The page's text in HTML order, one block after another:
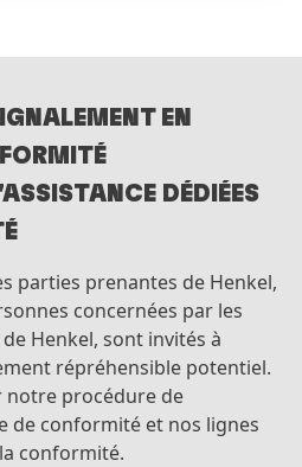
EN
DÉDIÉES
parties prenantes de Henkel,
concernées par les
Henkel, sont invités à
répréhensible potentiel.
notre procédure de
de conformité et nos lignes
conformité.